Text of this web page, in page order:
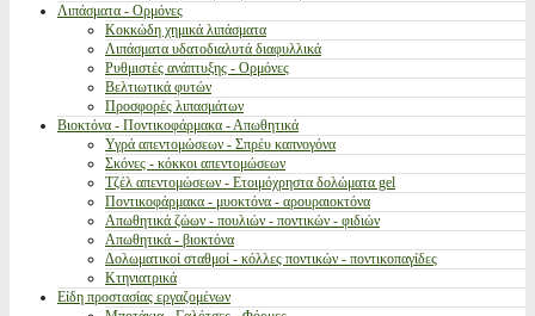
Λιπάσματα - Ορμόνες
Κοκκώδη χημικά λιπάσματα
Λιπάσματα υδατοδιαλυτά διαφυλλικά
Ρυθμιστές ανάπτυξης - Ορμόνες
Βελτιωτικά φυτών
Προσφορές λιπασμάτων
Βιοκτόνα - Ποντικοφάρμακα - Απωθητικά
Υγρά απεντομώσεων - Σπρέυ καπνογόνα
Σκόνες - κόκκοι απεντομώσεων
Τζέλ απεντομώσεων - Ετοιμόχρηστα δολώματα gel
Ποντικοφάρμακα - μυοκτόνα - αρουραιοκτόνα
Απωθητικά ζώων - πουλιών - ποντικών - φιδιών
Απωθητικά - βιοκτόνα
Δολωματικοί σταθμοί - κόλλες ποντικών - ποντικοπαγίδες
Κτηνιατρικά
Είδη προστασίας εργαζομένων